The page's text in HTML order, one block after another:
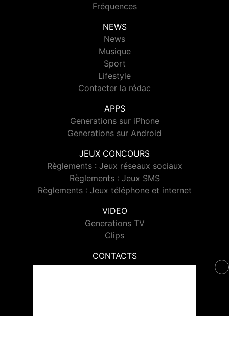
Fréquences
NEWS
News
Musique
Sport
Lifestyle
Contacter la rédac
APPS
Generations sur iPhone
Generations sur Android
JEUX CONCOURS
Règlements : Jeux réseaux sociaux
Règlements : Jeux SMS
Règlements : Jeux téléphone et internet
VIDEO
Generations TV
Clips
CONTACTS
Contacter Generations